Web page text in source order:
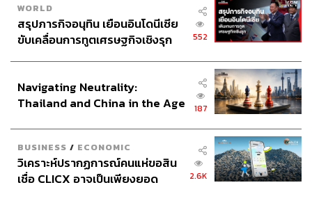
WORLD
สรุปภารกิจอนุทิน เยือนอินโดนีเซีย
ขับเคลื่อนการทูตเศรษฐกิจเชิงรุก
552
Navigating Neutrality:
Thailand and China in the Age
187
BUSINESS / ECONOMIC
วิเคราะห์ปรากฏการณ์คนแห่ขอสิน
เชื่อ CLICX อาจเป็นเพียงยอด
2.6K